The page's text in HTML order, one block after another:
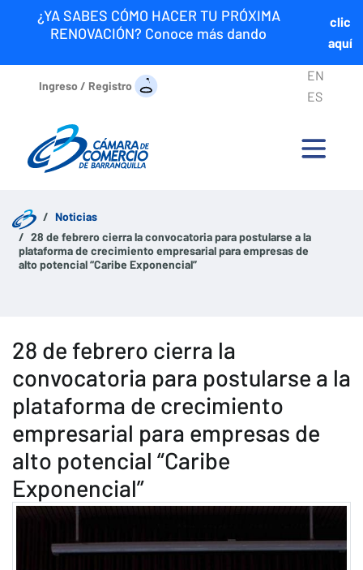
¿YA SABES CÓMO HACER TU PRÓXIMA
RENOVACIÓN? Conoce más dando
clic
aquí
Ingreso / Registro
EN
ES
Noticias
28 de febrero cierra la convocatoria para postularse a la
plataforma de crecimiento empresarial para empresas de
alto potencial “Caribe Exponencial”
28 de febrero cierra la
convocatoria para postularse a la
plataforma de crecimiento
empresarial para empresas de
alto potencial “Caribe
Exponencial”